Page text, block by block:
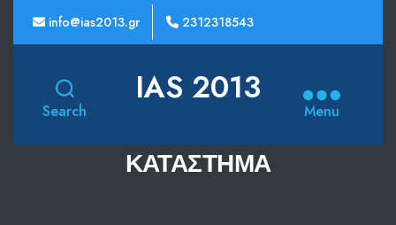
info@ias2013.gr 2312318543
Search
IAS 2013
Menu
ΚΑΤΆΣΤΗΜΑ